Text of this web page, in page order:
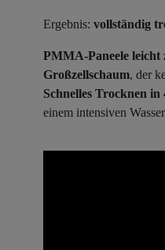
Ergebnis: vollständig
PMMA-Paneele leicht
Großzellschaum, der
Schnelles Trocknen
einem intensiven